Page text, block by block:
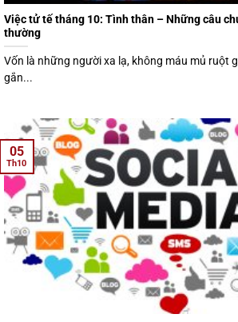
Việc tử tế tháng 10: Tình thân – Những câu
thường
Vốn là những người xa lạ, không máu mủ ruột
gắn...
05
Th10